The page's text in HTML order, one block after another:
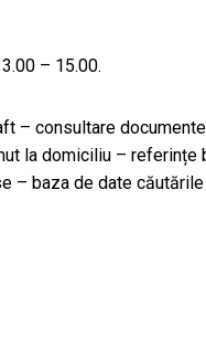
– 15.00.
– consultare
la domiciliu – referințe
– baza de date